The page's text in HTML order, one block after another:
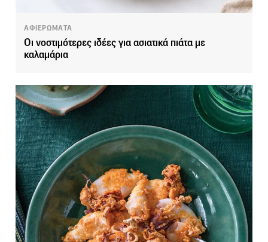
ΑΦΙΕΡΩΜΑΤΑ
Οι νοστιμότερες ιδέες για ασιατικά πιάτα με
καλαμάρια